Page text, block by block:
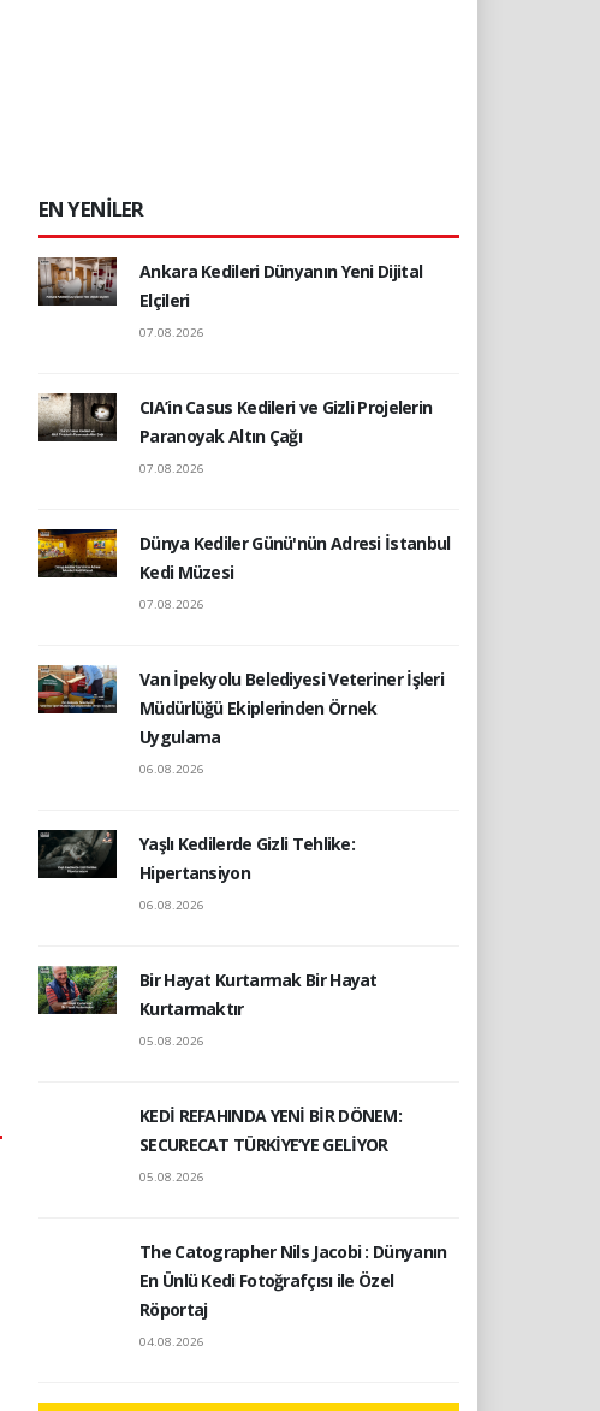
EN YENİLER
Ankara Kedileri Dünyanın Yeni Dijital
Elçileri
07.08.2026
CIA’in Casus Kedileri ve Gizli Projelerin
Paranoyak Altın Çağı
07.08.2026
Dünya Kediler Günü'nün Adresi İstanbul
Kedi Müzesi
07.08.2026
Van İpekyolu Belediyesi Veteriner İşleri
Müdürlüğü Ekiplerinden Örnek
Uygulama
06.08.2026
Yaşlı Kedilerde Gizli Tehlike:
Hipertansiyon
06.08.2026
Bir Hayat Kurtarmak Bir Hayat
Kurtarmaktır
05.08.2026
KEDİ REFAHINDA YENİ BİR DÖNEM:
SECURECAT TÜRKİYE’YE GELİYOR
05.08.2026
The Catographer Nils Jacobi : Dünyanın
En Ünlü Kedi Fotoğrafçısı ile Özel
Röportaj
04.08.2026